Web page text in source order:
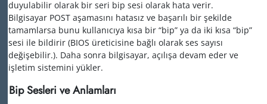
duyulabilir olarak bir seri bip sesi olarak hata verir.
Bilgisayar POST aşamasını hatasız ve başarılı bir şekilde
tamamlarsa bunu kullanıcıya kısa bir “bip” ya da iki kısa “bip”
sesi ile bildirir (BIOS üreticisine bağlı olarak ses sayısı
değişebilir.). Daha sonra bilgisayar, açılışa devam eder ve
işletim sistemini yükler.
Bip Sesleri ve Anlamları